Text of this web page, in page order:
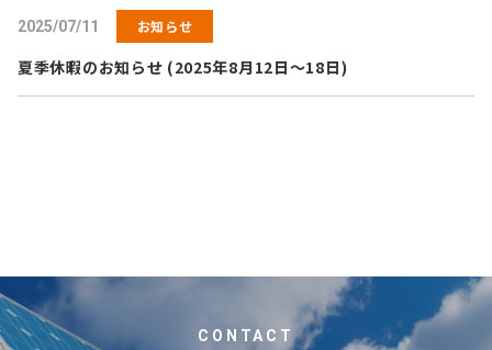
2025/07/11 お知らせ
夏季休暇のお知らせ (2025年8月12日～18日)
CONTACT